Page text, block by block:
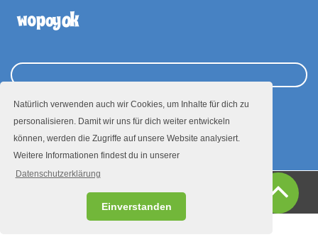
Natürlich verwenden auch wir Cookies, um Inhalte für dich zu
personalisieren. Damit wir uns für dich weiter entwickeln
können, werden die Zugriffe auf unsere Website analysiert.
Weitere Informationen findest du in unserer
Datenschutzerklärung
Einverstanden
Absenden
Presse Datenschutz Impressum